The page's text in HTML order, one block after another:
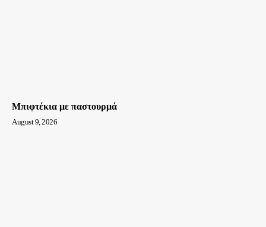
Mπιφτέκια με παστουρμά
August 9, 2026